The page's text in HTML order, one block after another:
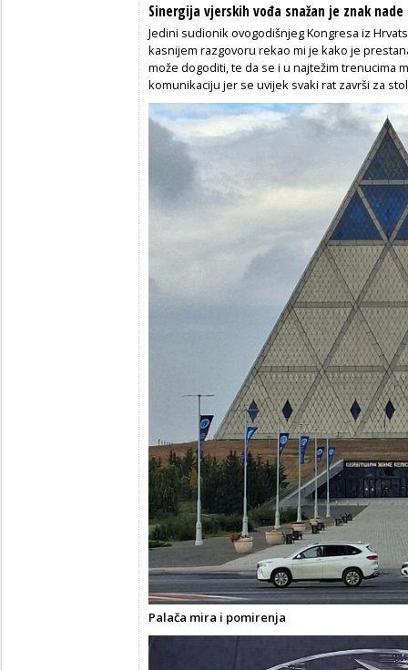
Sinergija vjerskih vođa snažan je znak nade
Jedini sudionik ovogodišnjeg Kongresa iz
kasnijem razgovoru rekao mi je kako je
može dogoditi, te da se i u najtežim trenucima
komunikaciju jer se uvijek svaki rat završi za
Palača mira i pomirenja